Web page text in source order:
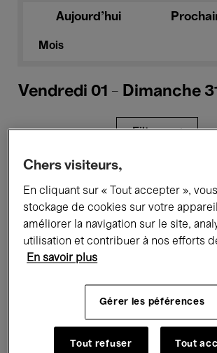
Aujourd'hui
Mois
Vendredi 01 - Dimanche
Filtres
Expositions Films
Rencontres & Débats Jazz
Musique électronique
Chers visiteurs,
En cliquant sur « Tout accepter »,
stockage de cookies sur votre
améliorer la navigation sur le site,
utilisation et contribuer à nos efforts
En savoir plus
Gérer les péférences
Tout refuser Tout